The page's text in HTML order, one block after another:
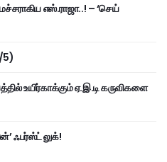
எஸ்.ராஜா..! – ‘செய்
5)
உயிர்காக்கும் ஏ.இ.டி கருவிகளை
ஃபர்ஸ்ட் லுக்!